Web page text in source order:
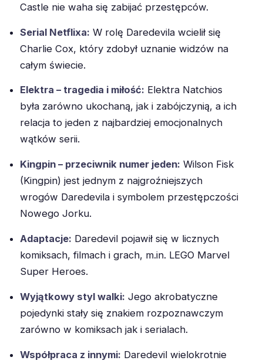
Castle nie waha się zabijać przestępców.
Serial Netflixa: W rolę Daredevila wcielił się
Charlie Cox, który zdobył uznanie widzów na
całym świecie.
Elektra – tragedia i miłość: Elektra Natchios
była zarówno ukochaną, jak i zabójczynią, a ich
relacja to jeden z najbardziej emocjonalnych
wątków serii.
Kingpin – przeciwnik numer jeden: Wilson Fisk
(Kingpin) jest jednym z najgroźniejszych
wrogów Daredevila i symbolem przestępczości
Nowego Jorku.
Adaptacje: Daredevil pojawił się w licznych
komiksach, filmach i grach, m.in. LEGO Marvel
Super Heroes.
Wyjątkowy styl walki: Jego akrobatyczne
pojedynki stały się znakiem rozpoznawczym
zarówno w komiksach jak i serialach.
Współpraca z innymi: Daredevil wielokrotnie